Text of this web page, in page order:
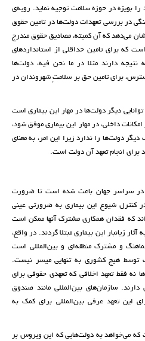
بویژه در حوزه سلامت توجیه نماید. رویه‌ی
در بررسی تعهدات دولت‌ها در تامین حقوق
می‌دهد که آن کمیته، مصادیق حقوق مندرج
که برای تامین حداقلی از استانداردهای
نتیجه دارند مثلا در ما نحن فیه، دولت‌ها
برای تامین حق بر سلامتِ شهروندان در
دیگر دولت‌ها در مهار این بیماری است
امکانات داخلی، در مهار این بیماری موفق شود،
دولت‌ها را ندارد زیرا این امر، به معنای
برای انجام تعهد آن دولت است.
سراسر جهان باعث شده است تا ضرورت
کنترل شیوع این بیماری به ضرورتی عینی
که فقدان همکاری مشترک آنها ممکن است
زیانبار این بیماری مبتلا گردند. در واقع،
و مشترک منطقه‌ای و بین‌المللی است
توسط هیچ کشوری به تنهایی میسر نیست.
نه فقط تعهد اخلاقی که تعهدی حقوقی برای
سازمان‌های بین‌المللی مانند صندوق
این تعهد عرفی بین‌المللی برای کمک به
که می‌خواهد به دولت‌هایی که این ویروس بر